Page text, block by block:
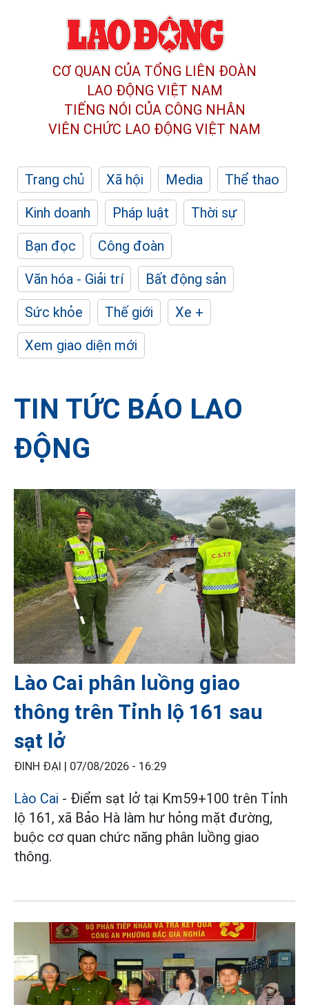
CƠ QUAN CỦA TỔNG LIÊN ĐOÀN
LAO ĐỘNG VIỆT NAM
TIẾNG NÓI CỦA CÔNG NHÂN
VIÊN CHỨC LAO ĐỘNG VIỆT NAM
Trang chủ Xã hội Media
Thể thao
Kinh doanh
Pháp luật
Thời sự
Bạn đọc
Công đoàn
Văn hóa - Giải trí
Bất động sản
Sức khỏe
Thế giới
Xe +
Xem giao diện mới
TIN TỨC BÁO LAO
ĐỘNG
Lào Cai phân luồng giao
thông trên Tỉnh lộ 161 sau
sạt lở
ĐINH ĐẠI | 07/08/2026 - 16:29
Lào Cai - Điểm sạt lở tại Km59+100 trên Tỉnh
lộ 161, xã Bảo Hà làm hư hỏng mặt đường,
buộc cơ quan chức năng phân luồng giao
thông.